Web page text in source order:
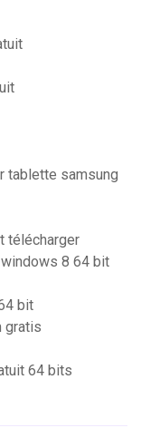
tablette samsung
télécharger
8 64 bit
bit
gratis
64 bits